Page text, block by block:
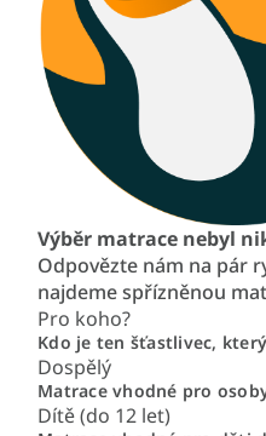
Výběr matrace nebyl
Odpovězte nám na pár
najdeme spřízněnou
Pro koho?
Kdo je ten šťastlivec,
Dospělý
Matrace vhodné pro
Dítě (do 12 let)